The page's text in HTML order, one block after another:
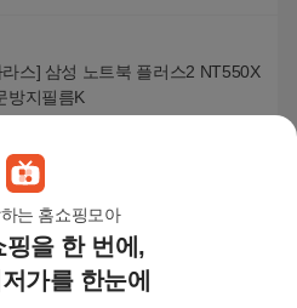
는 홈쇼핑모아
핑을 한 번에,
가를 한눈에
스] 삼성 노트북 플러스2 NT550X
방지필름K
러스2 블루라이트차단필름K NT55